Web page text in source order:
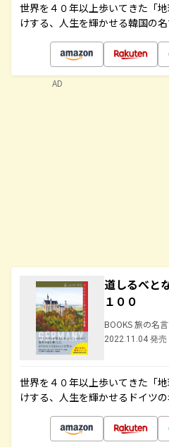
世界を４０年以上歩いてきた「
けする、人生を輝かせる韓国の
道しるべと
１００
BOOKS 旅の名
2022.11.04 発売
世界を４０年以上歩いてきた「
けする、人生を輝かせるドイツ
AD